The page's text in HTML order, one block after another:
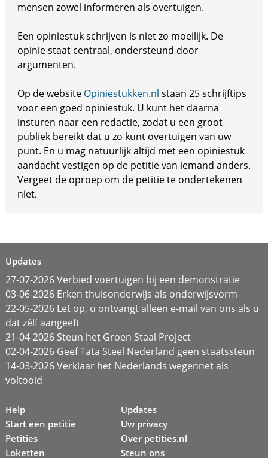
mensen zowel informeren als overtuigen.
Een opiniestuk schrijven is niet zo moeilijk. De
opinie staat centraal, ondersteund door
argumenten.
Op de website Opiniestukken.nl staan 25 schrijftips
voor een goed opiniestuk. U kunt het daarna
insturen naar een redactie, zodat u een groot
publiek bereikt dat u zo kunt overtuigen van uw
punt. En u mag natuurlijk altijd met een opiniestuk
aandacht vestigen op de petitie van iemand anders.
Vergeet de oproep om de petitie te ondertekenen
niet.
Updates
27-07-2026 Verbied voertuigen bij een demonstratie
03-06-2026 Erken thuisonderwijs als onderwijsvorm
22-05-2026 Let op, u ontvangt alleen e-mail van ons als u
dat zélf aangeeft
21-04-2026 Steun het Groen Staal Project
02-04-2026 Geef Tata Steel Nederland geen staatssteun
14-03-2026 Verklaar het Nederlands wegennet als
voltooid
Help
Start een petitie
Petities
Loketten
Updates
Uw privacy
Over petities.nl
Steun ons